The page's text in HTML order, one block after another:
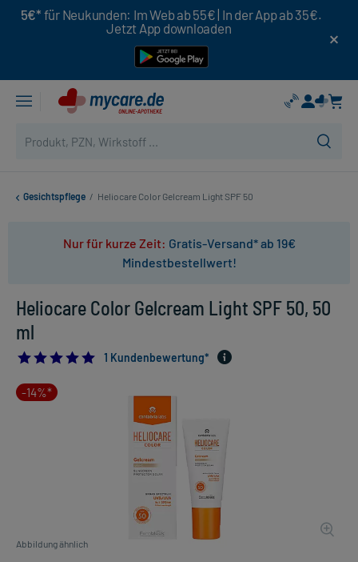
5€* für Neukunden: Im Web ab 55€ | In der App ab 35€.
Jetzt App downloaden
Gesichtspflege / Heliocare Color Gelcream Light SPF 50
Nur für kurze Zeit: Gratis-Versand* ab 19€
Mindestbestellwert!
Heliocare Color Gelcream Light SPF 50, 50
ml
5.01 Kundenbewertung*
-14%*
Abbildung ähnlich